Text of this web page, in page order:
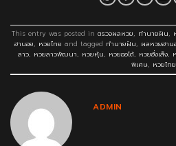
This entry was posted in ตรวจผลหวย, ทำนายฝัน,
ฮานอย, หวยไทย and tagged ทำนายฝัน, ผลหวยฮาน
ลาว, หวยลาวพัฒนา, หวยหุ้น, หวยออโต้, หวยฮั่งเส็ง,
พิเศษ, หวยไทย
ADMIN